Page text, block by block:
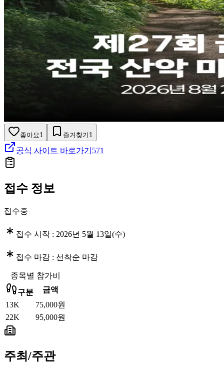
좋아요 1 즐겨찾기 1
공식 사이트 바로가기 571
접수 정보
접수중
접수 시작 : 2026년 5월 13일(수)
접수 마감 : 선착순 마감
종목별 참가비
구분
금액
13K
75,000원
22K
95,000원
주최/주관